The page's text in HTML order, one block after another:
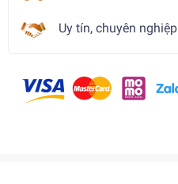
Uy tín, chuyên nghiệp